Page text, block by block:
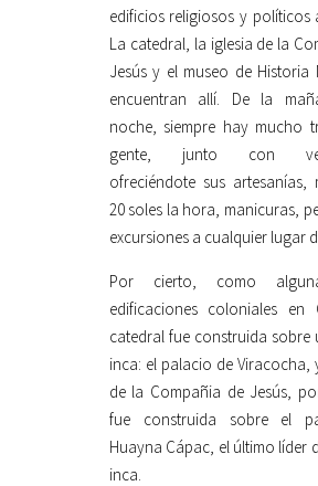
edificios religiosos y políticos
La catedral, la iglesia de la
Jesús y el museo de Historia
encuentran allí. De la
noche, siempre hay mucho
gente, junto con
ofreciéndote sus artesanías,
20 soles la hora, manicuras,
excursiones a cualquier lugar
Por cierto, como
edificaciones coloniales en
catedral fue construida sobre
inca: el palacio de Viracocha,
de la Compañia de Jesús,
fue construida sobre el
Huayna Cápac, el último líder
inca.